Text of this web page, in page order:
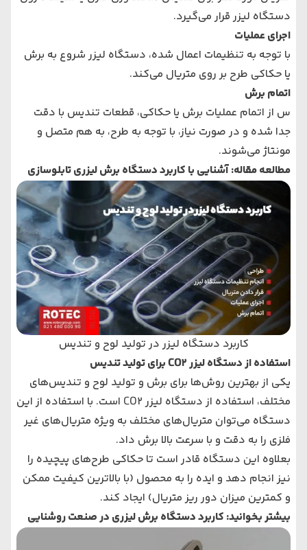
دستگاه لیزر قرار می‌گیرد.
اجرای عملیات
با توجه به تنظیمات اعمال شده، دستگاه لیزر شروع به برش
یا حکاکی طرح بر روی متریال می‌کند.
اتمام برش
س از اتمام عملیات برش یا حکاکی، قطعات تندیس با دقت
جدا شده و در صورت نیاز، با توجه به طرح، به هم متصل و
مونتاژ می‌شوند.
مطالعه مقاله:آشنایی با کاربرد دستگاه برش لیزری تابلوسازی
کاربرد دستگاه لیزر در تولید لوح و تندیس
استفاده از دستگاه لیزر CO2 برای تولید تندیس
یکی از بهترین روش‌ها برای برش و تولید لوح و تندیس‌های
مختلف، استفاده از دستگاه لیزر CO2 است. با استفاده از این
دستگاه می‌توان متریال‌های مختلف به ویژه متریال‌های غیر
فلزی را به دقت و با سرعت بالا برش داد.
بعلاوه این دستگاه قادر است تا حکاکی طرح‌های پیچیده را
نیز انجام دهد و ایده را به محصول (با بالاترین کیفیت ممکن
و کمترین میزان دور ریز متریال) ایجاد کند.
بیشتر بخوانید: کاربرد دستگاه برش لیزری در صنعت روشنایی